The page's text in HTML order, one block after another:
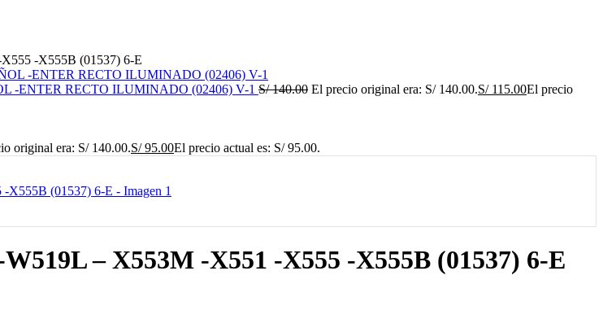
-X555B (01537) 6-E
-ENTER RECTO ILUMINADO (02406) V-1 S/140.00 El precio original era: S/ 140.00.S/115.00El precio
original era: S/ 140.00.S/95.00El precio actual es: S/ 95.00.
– X553M -X551 -X555 -X555B (01537) 6-E